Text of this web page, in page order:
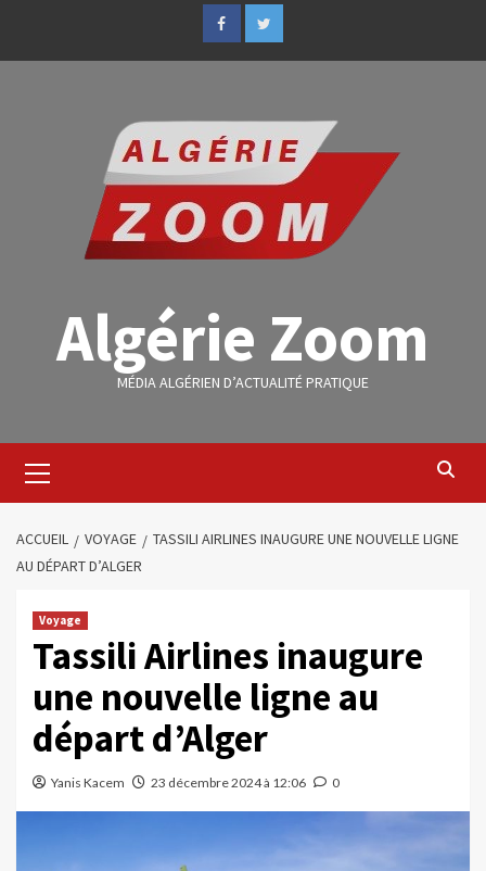
Algérie Zoom
MÉDIA ALGÉRIEN D’ACTUALITÉ PRATIQUE
ACCUEIL VOYAGE
TASSILI AIRLINES INAUGURE UNE NOUVELLE LIGNE
AU DÉPART D’ALGER
Voyage
Tassili Airlines inaugure
une nouvelle ligne au
départ d’Alger
Yanis Kacem 23 décembre 2024 à 12:06 0